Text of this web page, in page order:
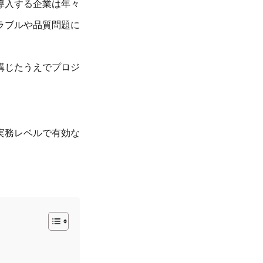
する企業は年々
ブルや品質問題に
じたうえでプロジ
務レベルで有効な